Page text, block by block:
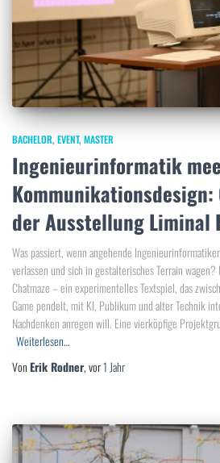
BACHELOR EVENT MASTER
Ingenieurinformatik
Kommunikationsdesign:
der Ausstellung Liminal
Was passiert, wenn angehende
verlassen und sich in gestalterisches Terrain
Chatmaze – ein experimentelles Textspiel, das
Game pendelt, mit KI, Publikum und alter Technik
Nachdenken anregen will. Eine vierköpfige
Weiterlesen…
VonErik Rodner, vor1 Jahr